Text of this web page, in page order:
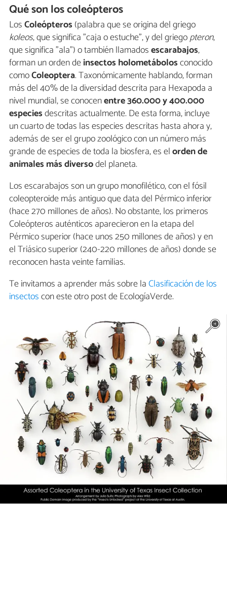
Qué son los coleópteros
LosColeópteros (palabra que se origina del griego
koleos, que significa "caja o estuche", y del griegopteron,
que significa "ala") o también llamadosescarabajos,
forman un orden deinsectos holometábolosconocido
comoColeoptera. Taxonómicamente hablando, forman
más del 40% de la diversidad descrita para Hexapoda a
nivel mundial, se conocenentre 360.000 y 400.000
especiesdescritas actualmente. De esta forma, incluye
un cuarto de todas las especies descritas hasta ahora y,
además de ser el grupo zoológico con un número más
grande de especies de toda la biosfera, es elorden de
animales más diversodel planeta.
Los escarabajos son un grupo monofilético, con el fósil
coleopteroide más antiguo que data del Pérmico inferior
(hace 270 millones de años). No obstante, los primeros
Coleópteros auténticos aparecieron en la etapa del
Pérmico superior (hace unos 250 millones de años) y en
el Triásico superior (240-220 millones de años) donde se
reconocen hasta veinte familias.
Te invitamos a aprender más sobre laClasificación de los
insectoscon este otro post de EcologíaVerde.